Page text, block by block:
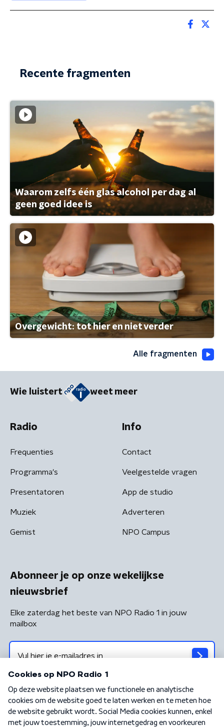
Recente fragmenten
Waarom zelfs één glas alcohol per dag al
geen goed idee is
Overgewicht: tot hier en niet verder
Alle fragmenten
Wie luistert weet meer
Radio
Frequenties
Programma's
Presentatoren
Muziek
Gemist
Info
Contact
Veelgestelde vragen
App de studio
Adverteren
NPO Campus
Abonneer je op onze wekelijkse
nieuwsbrief
Elke zaterdag het beste van NPO Radio 1 in jouw
mailbox
Algemene voorwaarden